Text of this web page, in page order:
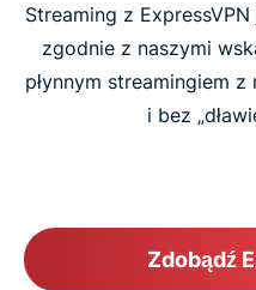
Streaming z
zgodnie z naszymi
płynnym streamingiem
i bez
Zdobądź